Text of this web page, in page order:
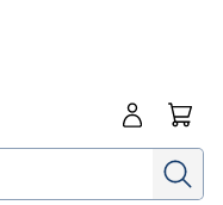
Me